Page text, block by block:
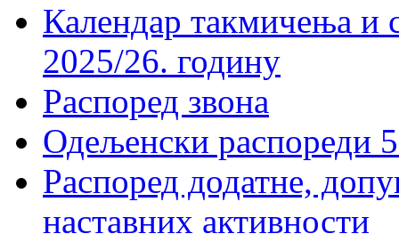
Календар такмичења
2025/26. годину
Распоред звона
Одељенски распореди
Распоред додатне,
наставних активности